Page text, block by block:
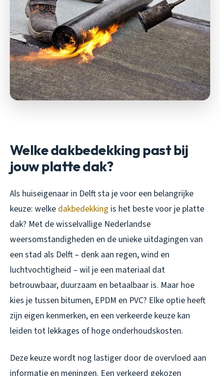
Welke dakbedekking past bij
jouw platte dak?
Als huiseigenaar in Delft sta je voor een belangrijke
keuze: welke dakbedekking is het beste voor je platte
dak? Met de wisselvallige Nederlandse
weersomstandigheden en de unieke uitdagingen van
een stad als Delft – denk aan regen, wind en
luchtvochtigheid – wil je een materiaal dat
betrouwbaar, duurzaam en betaalbaar is. Maar hoe
kies je tussen bitumen, EPDM en PVC? Elke optie heeft
zijn eigen kenmerken, en een verkeerde keuze kan
leiden tot lekkages of hoge onderhoudskosten.
Deze keuze wordt nog lastiger door de overvloed aan
informatie en meningen. Een verkeerd gekozen